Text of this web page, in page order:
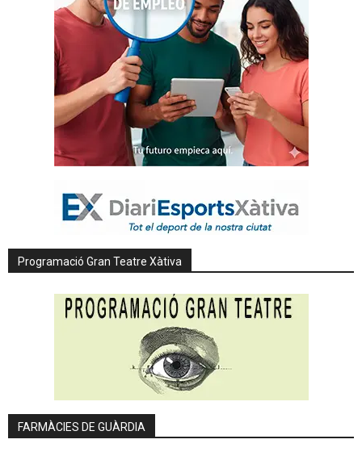
Programació Gran Teatre Xàtiva
FARMÀCIES DE GUÀRDIA